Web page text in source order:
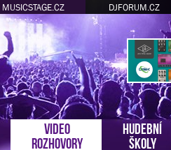
MUSICSTAGE.CZ DJFORUM.CZ
VIDEO
ROZHOVORY
HUDEBNÍ
ŠKOLY